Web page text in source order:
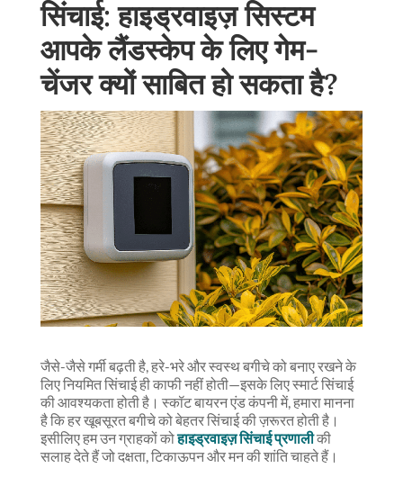
सिंचाई: हाइड्रवाइज़ सिस्टम
आपके लैंडस्केप के लिए गेम-
चेंजर क्यों साबित हो सकता है?
जैसे-जैसे गर्मी बढ़ती है, हरे-भरे और स्वस्थ बगीचे को बनाए रखने के
लिए नियमित सिंचाई ही काफी नहीं होती—इसके लिए स्मार्ट सिंचाई
की आवश्यकता होती है। स्कॉट बायरन एंड कंपनी में, हमारा मानना ​​
है कि हर खूबसूरत बगीचे को बेहतर सिंचाई की ज़रूरत होती है।
इसीलिए हम उन ग्राहकों कोहाइड्रवाइज़ सिंचाई प्रणालीकी
सलाह देते हैं जो दक्षता, टिकाऊपन और मन की शांति चाहते हैं।